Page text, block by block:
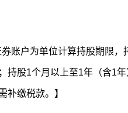
账户为单位计算持股期限，
持股1个月以上至1年（含1年
补缴税款。】